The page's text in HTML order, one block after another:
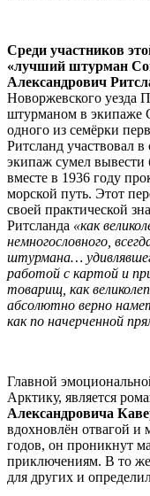
Среди участников
«лучший штурман
Александрович
Новоржевского уезда
штурманом в экипаже
одного из семёрки
Ритсланд участвовал
экипаж сумел
вместе в 1936 году
морской путь. Этот
своей практической
Ритсланда «как
немногословного,
штурмана…
работой с картой и
товарищ, как
абсолютно верно
как по начерченной
Главной
Арктику, является
Александровича
вдохновлён отвагой и
годов, он проникнут
приключениям. В то же
для других и